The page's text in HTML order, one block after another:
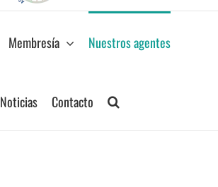
Membresía Nuestros agentes
Noticias Contacto